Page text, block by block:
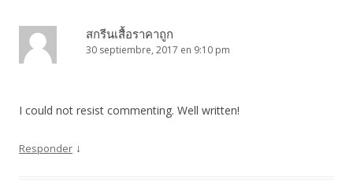
สกรีนเสื้อราคาถูก
30 septiembre, 2017 en 9:10 pm
I could not resist commenting. Well written!
Responder ↓